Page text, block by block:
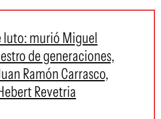
luto: murió Miguel
de generaciones,
Ramón Carrasco,
Revetria